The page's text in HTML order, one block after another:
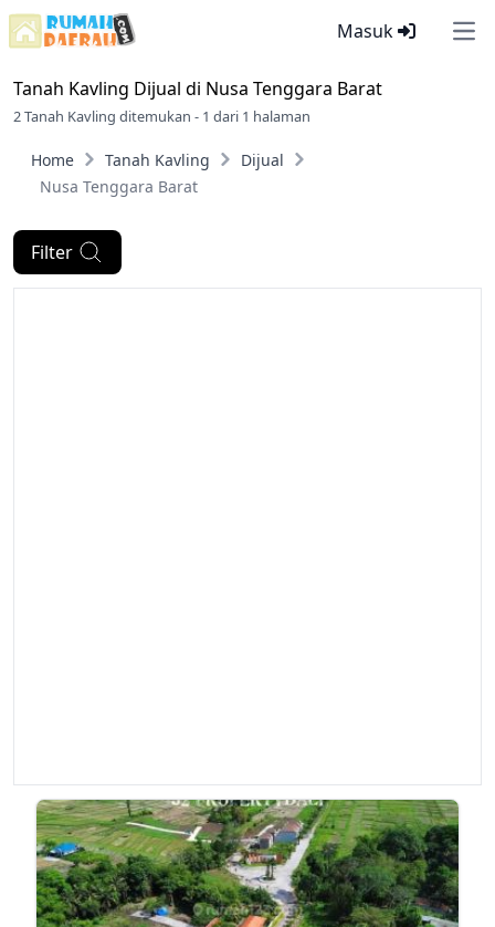
Masuk
Tanah Kavling Dijual di Nusa Tenggara Barat
2 Tanah Kavling ditemukan - 1 dari 1 halaman
Home Tanah Kavling
Dijual
Nusa Tenggara Barat
Filter